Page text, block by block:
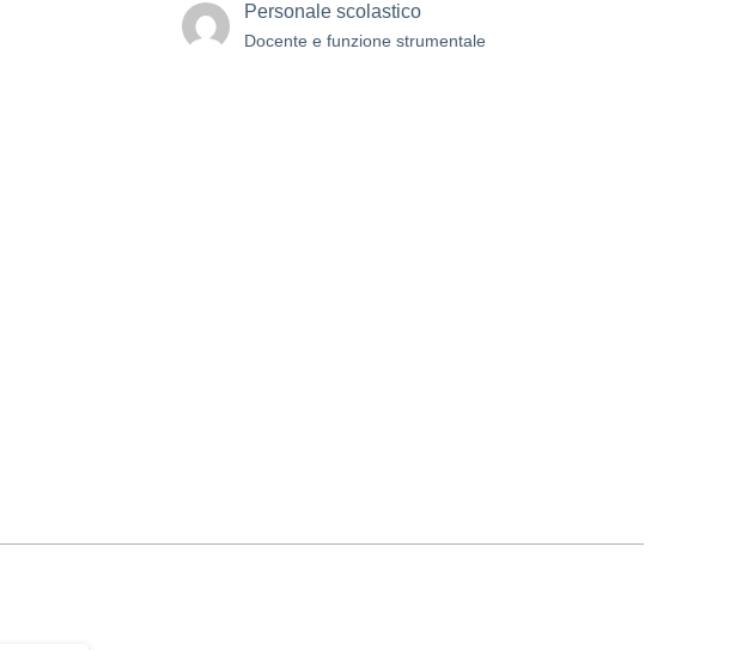
Personale scolastico
Docente e funzione strumentale